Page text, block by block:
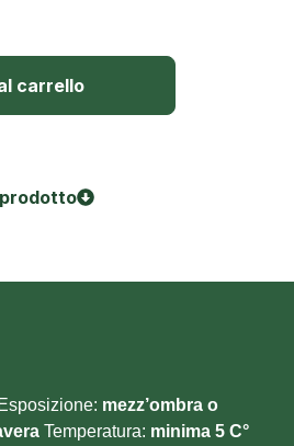
carrello
mezz’ombra o
Temperatura: minima 5 C°